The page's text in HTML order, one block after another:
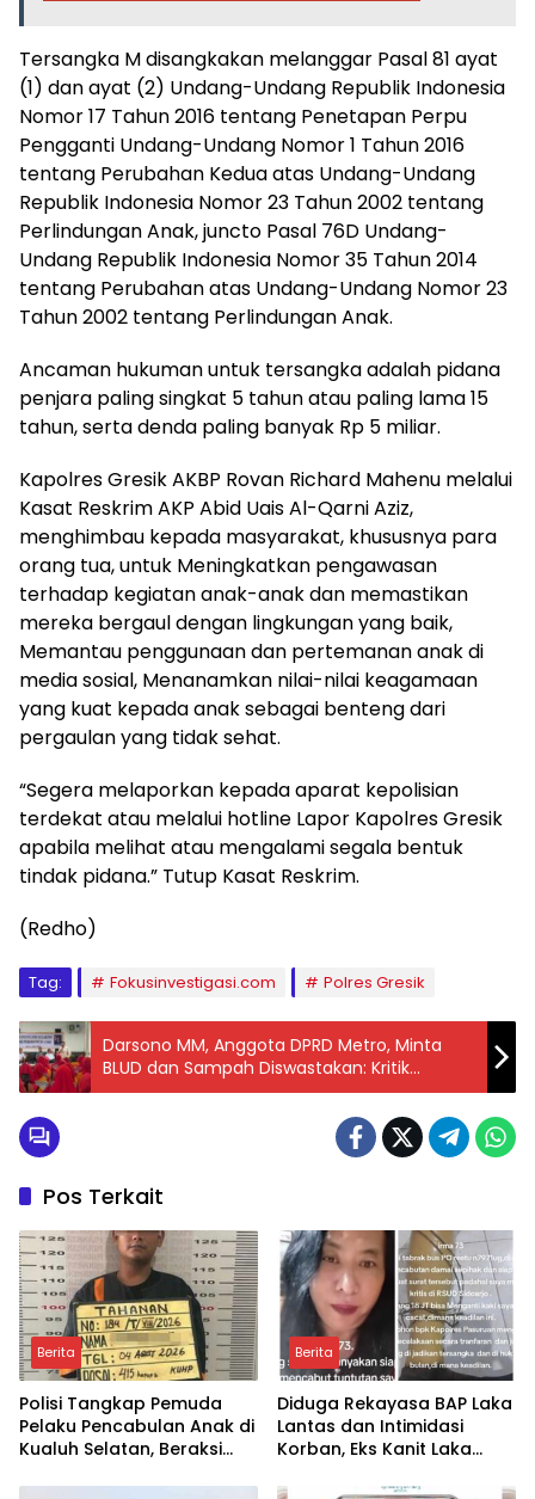
Tersangka M disangkakan melanggar Pasal 81 ayat
(1) dan ayat (2) Undang-Undang Republik Indonesia
Nomor 17 Tahun 2016 tentang Penetapan Perpu
Pengganti Undang-Undang Nomor 1 Tahun 2016
tentang Perubahan Kedua atas Undang-Undang
Republik Indonesia Nomor 23 Tahun 2002 tentang
Perlindungan Anak, juncto Pasal 76D Undang-
Undang Republik Indonesia Nomor 35 Tahun 2014
tentang Perubahan atas Undang-Undang Nomor 23
Tahun 2002 tentang Perlindungan Anak.
Ancaman hukuman untuk tersangka adalah pidana
penjara paling singkat 5 tahun atau paling lama 15
tahun, serta denda paling banyak Rp 5 miliar.
Kapolres Gresik AKBP Rovan Richard Mahenu melalui
Kasat Reskrim AKP Abid Uais Al-Qarni Aziz,
menghimbau kepada masyarakat, khususnya para
orang tua, untuk Meningkatkan pengawasan
terhadap kegiatan anak-anak dan memastikan
mereka bergaul dengan lingkungan yang baik,
Memantau penggunaan dan pertemanan anak di
media sosial, Menanamkan nilai-nilai keagamaan
yang kuat kepada anak sebagai benteng dari
pergaulan yang tidak sehat.
“Segera melaporkan kepada aparat kepolisian
terdekat atau melalui hotline Lapor Kapolres Gresik
apabila melihat atau mengalami segala bentuk
tindak pidana.” Tutup Kasat Reskrim.
(Redho)
Tag: Fokusinvestigasi.com Polres Gresik
Darsono MM, Anggota DPRD Metro, Minta
BLUD dan Sampah Diswastakan: Kritik
Anggaran dan Infrastruktur Kota
Pos Terkait
Berita
Polisi Tangkap Pemuda
Pelaku Pencabulan Anak di
Kualuh Selatan, Beraksi
ke Teman Korban
Berita
Diduga Rekayasa BAP Laka
Lantas dan Intimidasi
Korban, Eks Kanit Laka
Dilaporkan ke Propam